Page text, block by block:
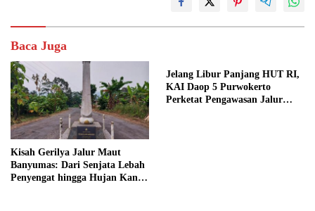
Baca Juga
Kisah Gerilya Jalur Maut
Banyumas: Dari Senjata Lebah
Penyengat hingga Hujan Kanon
Jelang Libur Panjang HUT RI,
KAI Daop 5 Purwokerto
Perketat Pengawasan Jalur